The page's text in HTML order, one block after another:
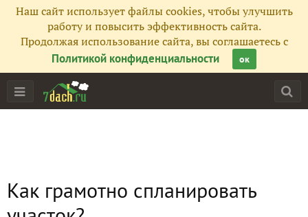
Наш сайт использует файлы cookies, чтобы улучшить
работу и повысить эффективность сайта.
Продолжая использование сайта, вы соглашаетесь с
Политикой конфиденциальности
ок
Как грамотно спланировать